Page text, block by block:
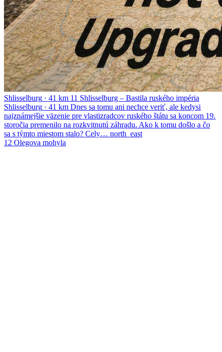
Shlisselburg · 41 km 11 Shlisselburg – Bastila ruského impéria
Shlisselburg · 41 km Dnes sa tomu ani nechce veriť, ale kedysi
najznámejšie väzenie pre vlastizradcov ruského štátu sa koncom 19.
storočia premenilo na rozkvitnutú záhradu. Ako k tomu došlo a čo
sa s týmto miestom stalo? Cely… north_east
12 Olegova mohyla